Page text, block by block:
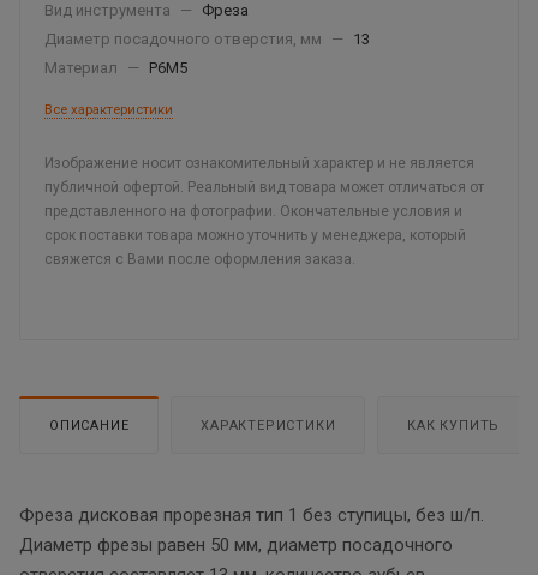
Вид инструмента
—
Фреза
Диаметр посадочного отверстия, мм
—
13
Материал
— Р6М5
Все характеристики
Изображение носит ознакомительный характер и не является
публичной офертой. Реальный вид товара может отличаться от
представленного на фотографии. Окончательные условия и
срок поставки товара можно уточнить у менеджера, который
свяжется с Вами после оформления заказа.
ОПИСАНИЕ ХАРАКТЕРИСТИКИ КАК КУПИТЬ
Фреза дисковая прорезная тип 1 без ступицы, без ш/п.
Диаметр фрезы равен 50 мм, диаметр посадочного